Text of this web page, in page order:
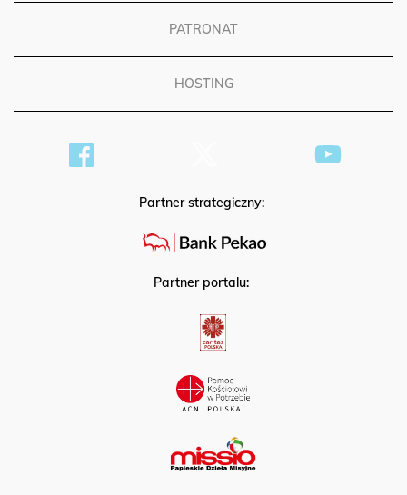
PATRONAT
HOSTING
Partner strategiczny:
Partner portalu: